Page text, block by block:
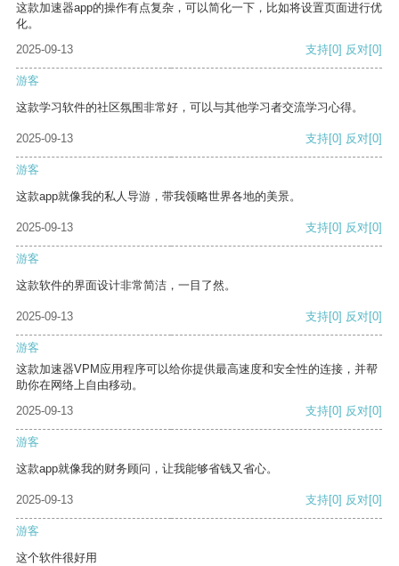
这款加速器app的操作有点复杂，可以简化一下，比如将设置页面进行优
化。
2025-09-13
支持[0] 反对[0]
游客
这款学习软件的社区氛围非常好，可以与其他学习者交流学习心得。
2025-09-13 支持[0] 反对[0]
游客
这款app就像我的私人导游，带我领略世界各地的美景。
2025-09-13 支持[0] 反对[0]
游客
这款软件的界面设计非常简洁，一目了然。
2025-09-13 支持[0] 反对[0]
游客
这款加速器VPM应用程序可以给你提供最高速度和安全性的连接，并帮
助你在网络上自由移动。
2025-09-13
支持[0] 反对[0]
游客
这款app就像我的财务顾问，让我能够省钱又省心。
2025-09-13 支持[0] 反对[0]
游客
这个软件很好用